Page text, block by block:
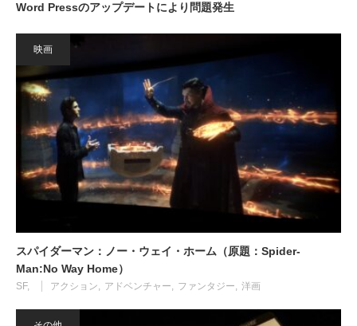
Word Pressのアップデートにより問題発生
映画
スパイダーマン：ノー・ウェイ・ホーム（原題：Spider-
Man:No Way Home）
SF アクション アドベンチャー ファンタジー 洋画